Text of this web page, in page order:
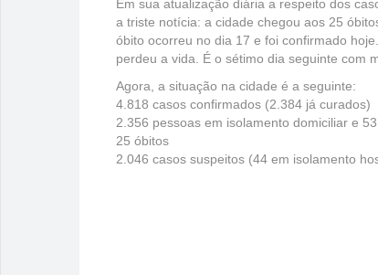
Em sua atualização diária a respeito dos
a triste notícia: a cidade chegou aos 25
óbito ocorreu no dia 17 e foi confirmado
perdeu a vida. É o sétimo dia seguinte com
Agora, a situação na cidade é a seguinte:
4.818 casos confirmados (2.384 já curados)
2.356 pessoas em isolamento domiciliar e
25 óbitos
2.046 casos suspeitos (44 em isolamento